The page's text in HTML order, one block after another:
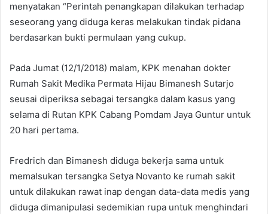
menyatakan “Perintah penangkapan dilakukan terhadap
seseorang yang diduga keras melakukan tindak pidana
berdasarkan bukti permulaan yang cukup.
Pada Jumat (12/1/2018) malam, KPK menahan dokter
Rumah Sakit Medika Permata Hijau Bimanesh Sutarjo
seusai diperiksa sebagai tersangka dalam kasus yang
selama di Rutan KPK Cabang Pomdam Jaya Guntur untuk
20 hari pertama.
Fredrich dan Bimanesh diduga bekerja sama untuk
memalsukan tersangka Setya Novanto ke rumah sakit
untuk dilakukan rawat inap dengan data-data medis yang
diduga dimanipulasi sedemikian rupa untuk menghindari